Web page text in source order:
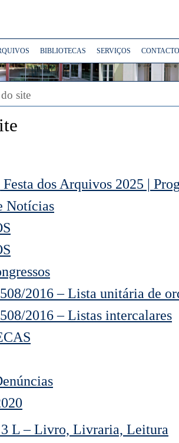
BIBLIOTECAS SERVIÇOS
site
Festa dos Arquivos 2025 |
Notícias
2016 – Lista unitária de
2016 – Listas intercalares
L – Livro, Livraria, Leitura